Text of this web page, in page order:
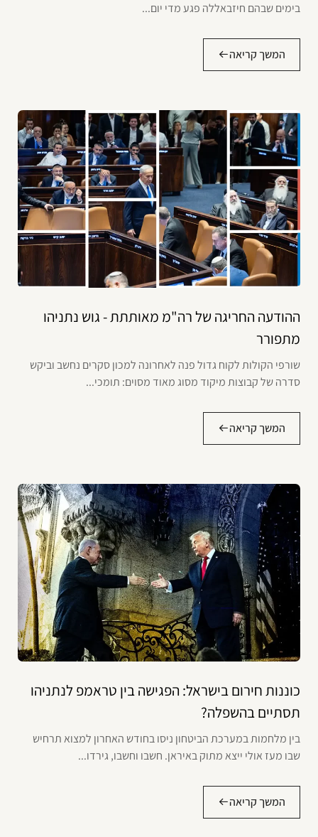
בימים שבהם חיזבאללה פגע מדי יום...
המשך קריאה
ההודעה החריגה של רה"מ מאותתת - גוש נתניהו
מתפורר
שורפי הקולות לקוח גדול פנה לאחרונה למכון סקרים נחשב וביקש
סדרה של קבוצות מיקוד מסוג מאוד מסוים: תומכי...
המשך קריאה
כוננות חירום בישראל: הפגישה בין טראמפ לנתניהו
תסתיים בהשפלה?
בין מלחמות במערכת הביטחון ניסו בחודש האחרון למצוא תרחיש
שבו מעז אולי ייצא מתוק באיראן. חשבו וחשבו, גירדו...
המשך קריאה